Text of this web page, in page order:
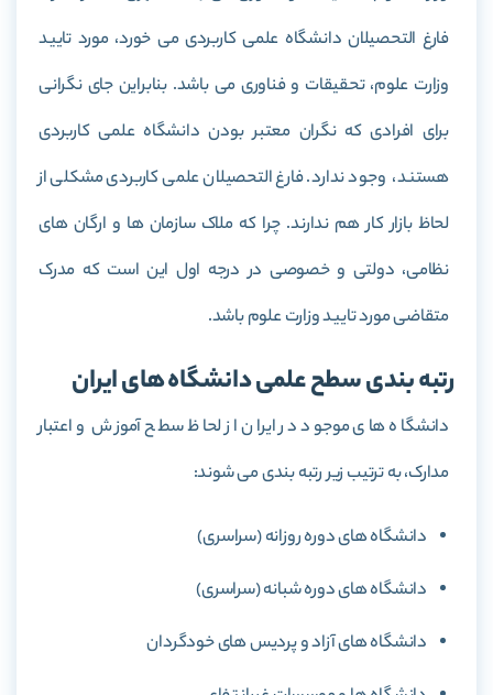
فارغ التحصیلان دانشگاه علمی کاربردی می خورد، مورد تایید
وزارت علوم، تحقیقات و فناوری می باشد. بنابراین جای نگرانی
برای افرادی که نگران معتبر بودن دانشگاه علمی کاربردی
هستند، وجود ندارد. فارغ التحصیلان علمی کاربردی مشکلی از
لحاظ بازار کار هم ندارند. چرا که ملاک سازمان ها و ارگان های
نظامی، دولتی و خصوصی در درجه اول این است که مدرک
متقاضی مورد تایید وزارت علوم باشد.
رتبه بندی سطح علمی دانشگاه های ایران
دانشگاه های موجود در ایران از لحاظ سطح آموزش و اعتبار
مدارک، به ترتیب زیر رتبه بندی می شوند:
دانشگاه های دوره روزانه (سراسری)
دانشگاه های دوره شبانه (سراسری)
دانشگاه های آزاد و پردیس های خودگردان